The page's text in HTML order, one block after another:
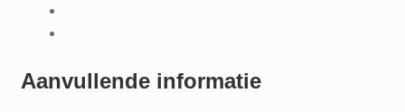
Aanvullende informatie